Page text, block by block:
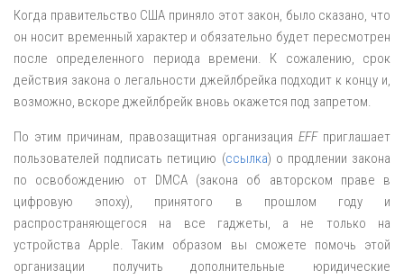
Когда правительство США приняло этот закон, было сказано, что
он носит временный характер и обязательно будет пересмотрен
после определенного периода времени. К сожалению, срок
действия закона о легальности джейлбрейка подходит к концу и,
возможно, вскоре джейлбрейк вновь окажется под запретом.
По этим причинам, правозащитная организация EFFприглашает
пользователей подписать петицию (ссылка) о продлении закона
по освобождению от DMCA (закона об авторском праве в
цифровую эпоху), принятого в прошлом году и
распространяющегося на все гаджеты, а не только на
устройства Apple. Таким образом вы сможете помочь этой
организации получить дополнительные юридические